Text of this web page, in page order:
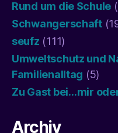
Rund um die Schule
Schwangerschaft
seufz (111)
Umweltschutz und
Familienalltag (5)
Zu Gast bei…mir
Archiv